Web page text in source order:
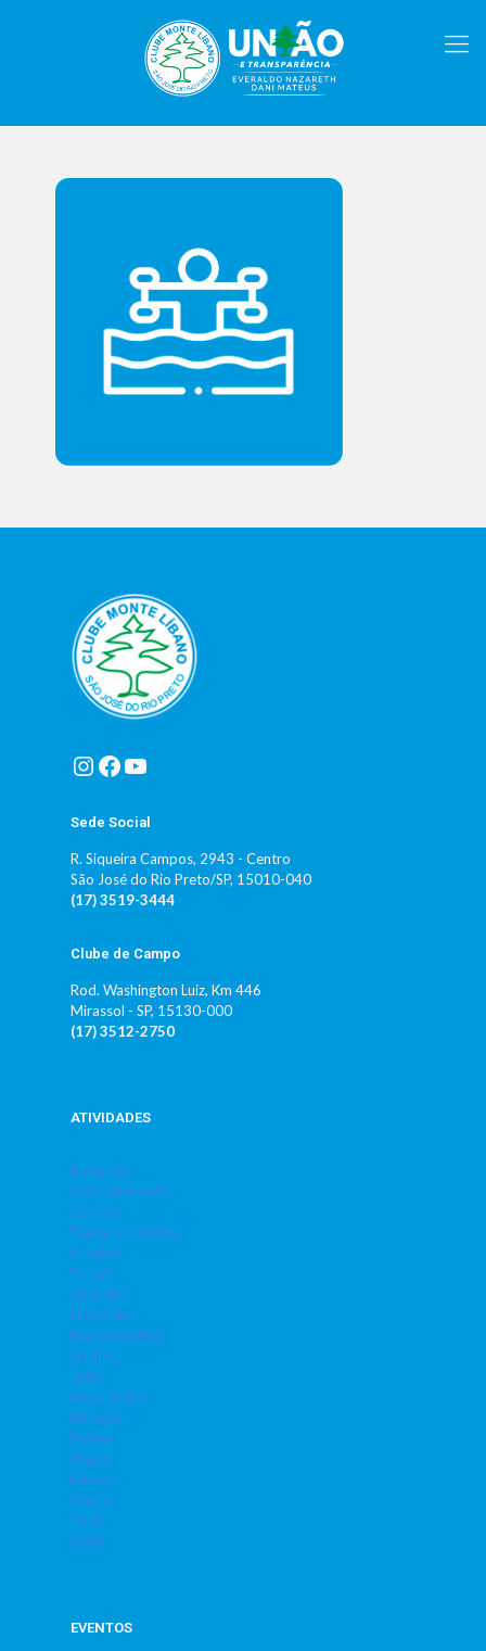
Instagram
Facebook
Youtube
Sede Social
R. Siqueira Campos, 2943 - Centro
São José do Rio Preto/SP, 15010-040
(17) 3519-3444
Clube de Campo
Rod. Washington Luiz, Km 446
Mirassol - SP, 15130-000
(17) 3512-2750
ATIVIDADES
Basquete
Bola Queimada
Corrida
Dança do Ventre
Futebol
Futsal
Ginástica
Hidrobike
Hidroginástica
Jiu Jitsu
Judô
Musculação
Natação
Peteca
Pilates
Ritmos
Sinuca
Tênis
Vôlei
EVENTOS